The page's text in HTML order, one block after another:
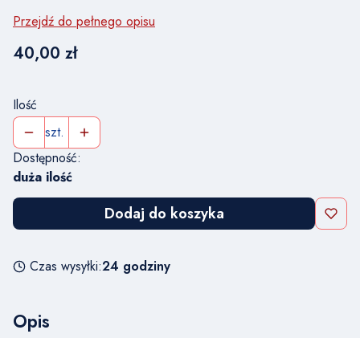
Przejdź do pełnego opisu
Cena
40,00 zł
Ilość
szt.
Dostępność:
duża ilość
Dodaj do koszyka
Czas wysyłki:24 godziny
Opis